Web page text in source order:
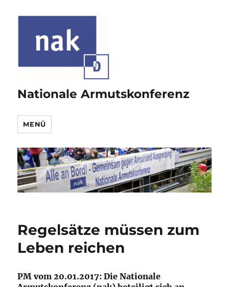
Nationale Armutskonferenz
MENÜ
Regelsätze müssen zum
Leben reichen
PM vom 20.01.2017: Die Nationale